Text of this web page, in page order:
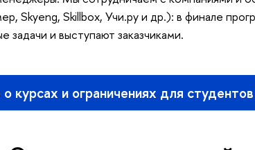
Skyeng, Skillbox, Учи.ру и др.): в финале
задачи и выступают заказчиками.
курсах и ограничениях для